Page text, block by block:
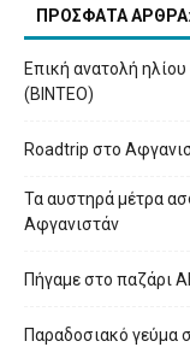
ΠΡΟΣΦΑΤΑ ΑΡΘΡΑ:
Επική ανατολή
(ΒΙΝΤΕΟ)
Roadtrip στο
Τα αυστηρά μέτρα
Αφγανιστάν
Πήγαμε στο παζάρι
Παραδοσιακό γεύμα